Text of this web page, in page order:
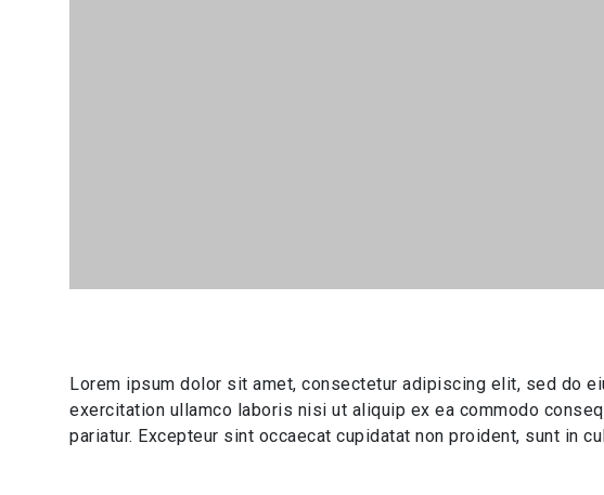
Lorem ipsum dolor sit amet, consectetur adipiscing elit, sed do
exercitation ullamco laboris nisi ut aliquip ex ea commodo
pariatur. Excepteur sint occaecat cupidatat non proident, sunt in